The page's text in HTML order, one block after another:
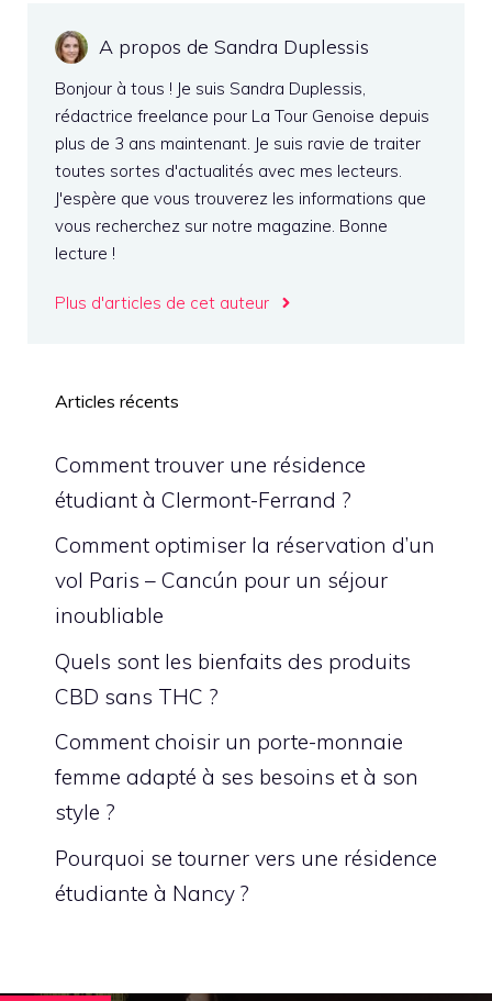
A propos de Sandra Duplessis
Bonjour à tous ! Je suis Sandra Duplessis,
rédactrice freelance pour La Tour Genoise depuis
plus de 3 ans maintenant. Je suis ravie de traiter
toutes sortes d'actualités avec mes lecteurs.
J'espère que vous trouverez les informations que
vous recherchez sur notre magazine. Bonne
lecture !
Plus d'articles de cet auteur
Articles récents
Comment trouver une résidence
étudiant à Clermont-Ferrand ?
Comment optimiser la réservation d’un
vol Paris – Cancún pour un séjour
inoubliable
Quels sont les bienfaits des produits
CBD sans THC ?
Comment choisir un porte-monnaie
femme adapté à ses besoins et à son
style ?
Pourquoi se tourner vers une résidence
étudiante à Nancy ?